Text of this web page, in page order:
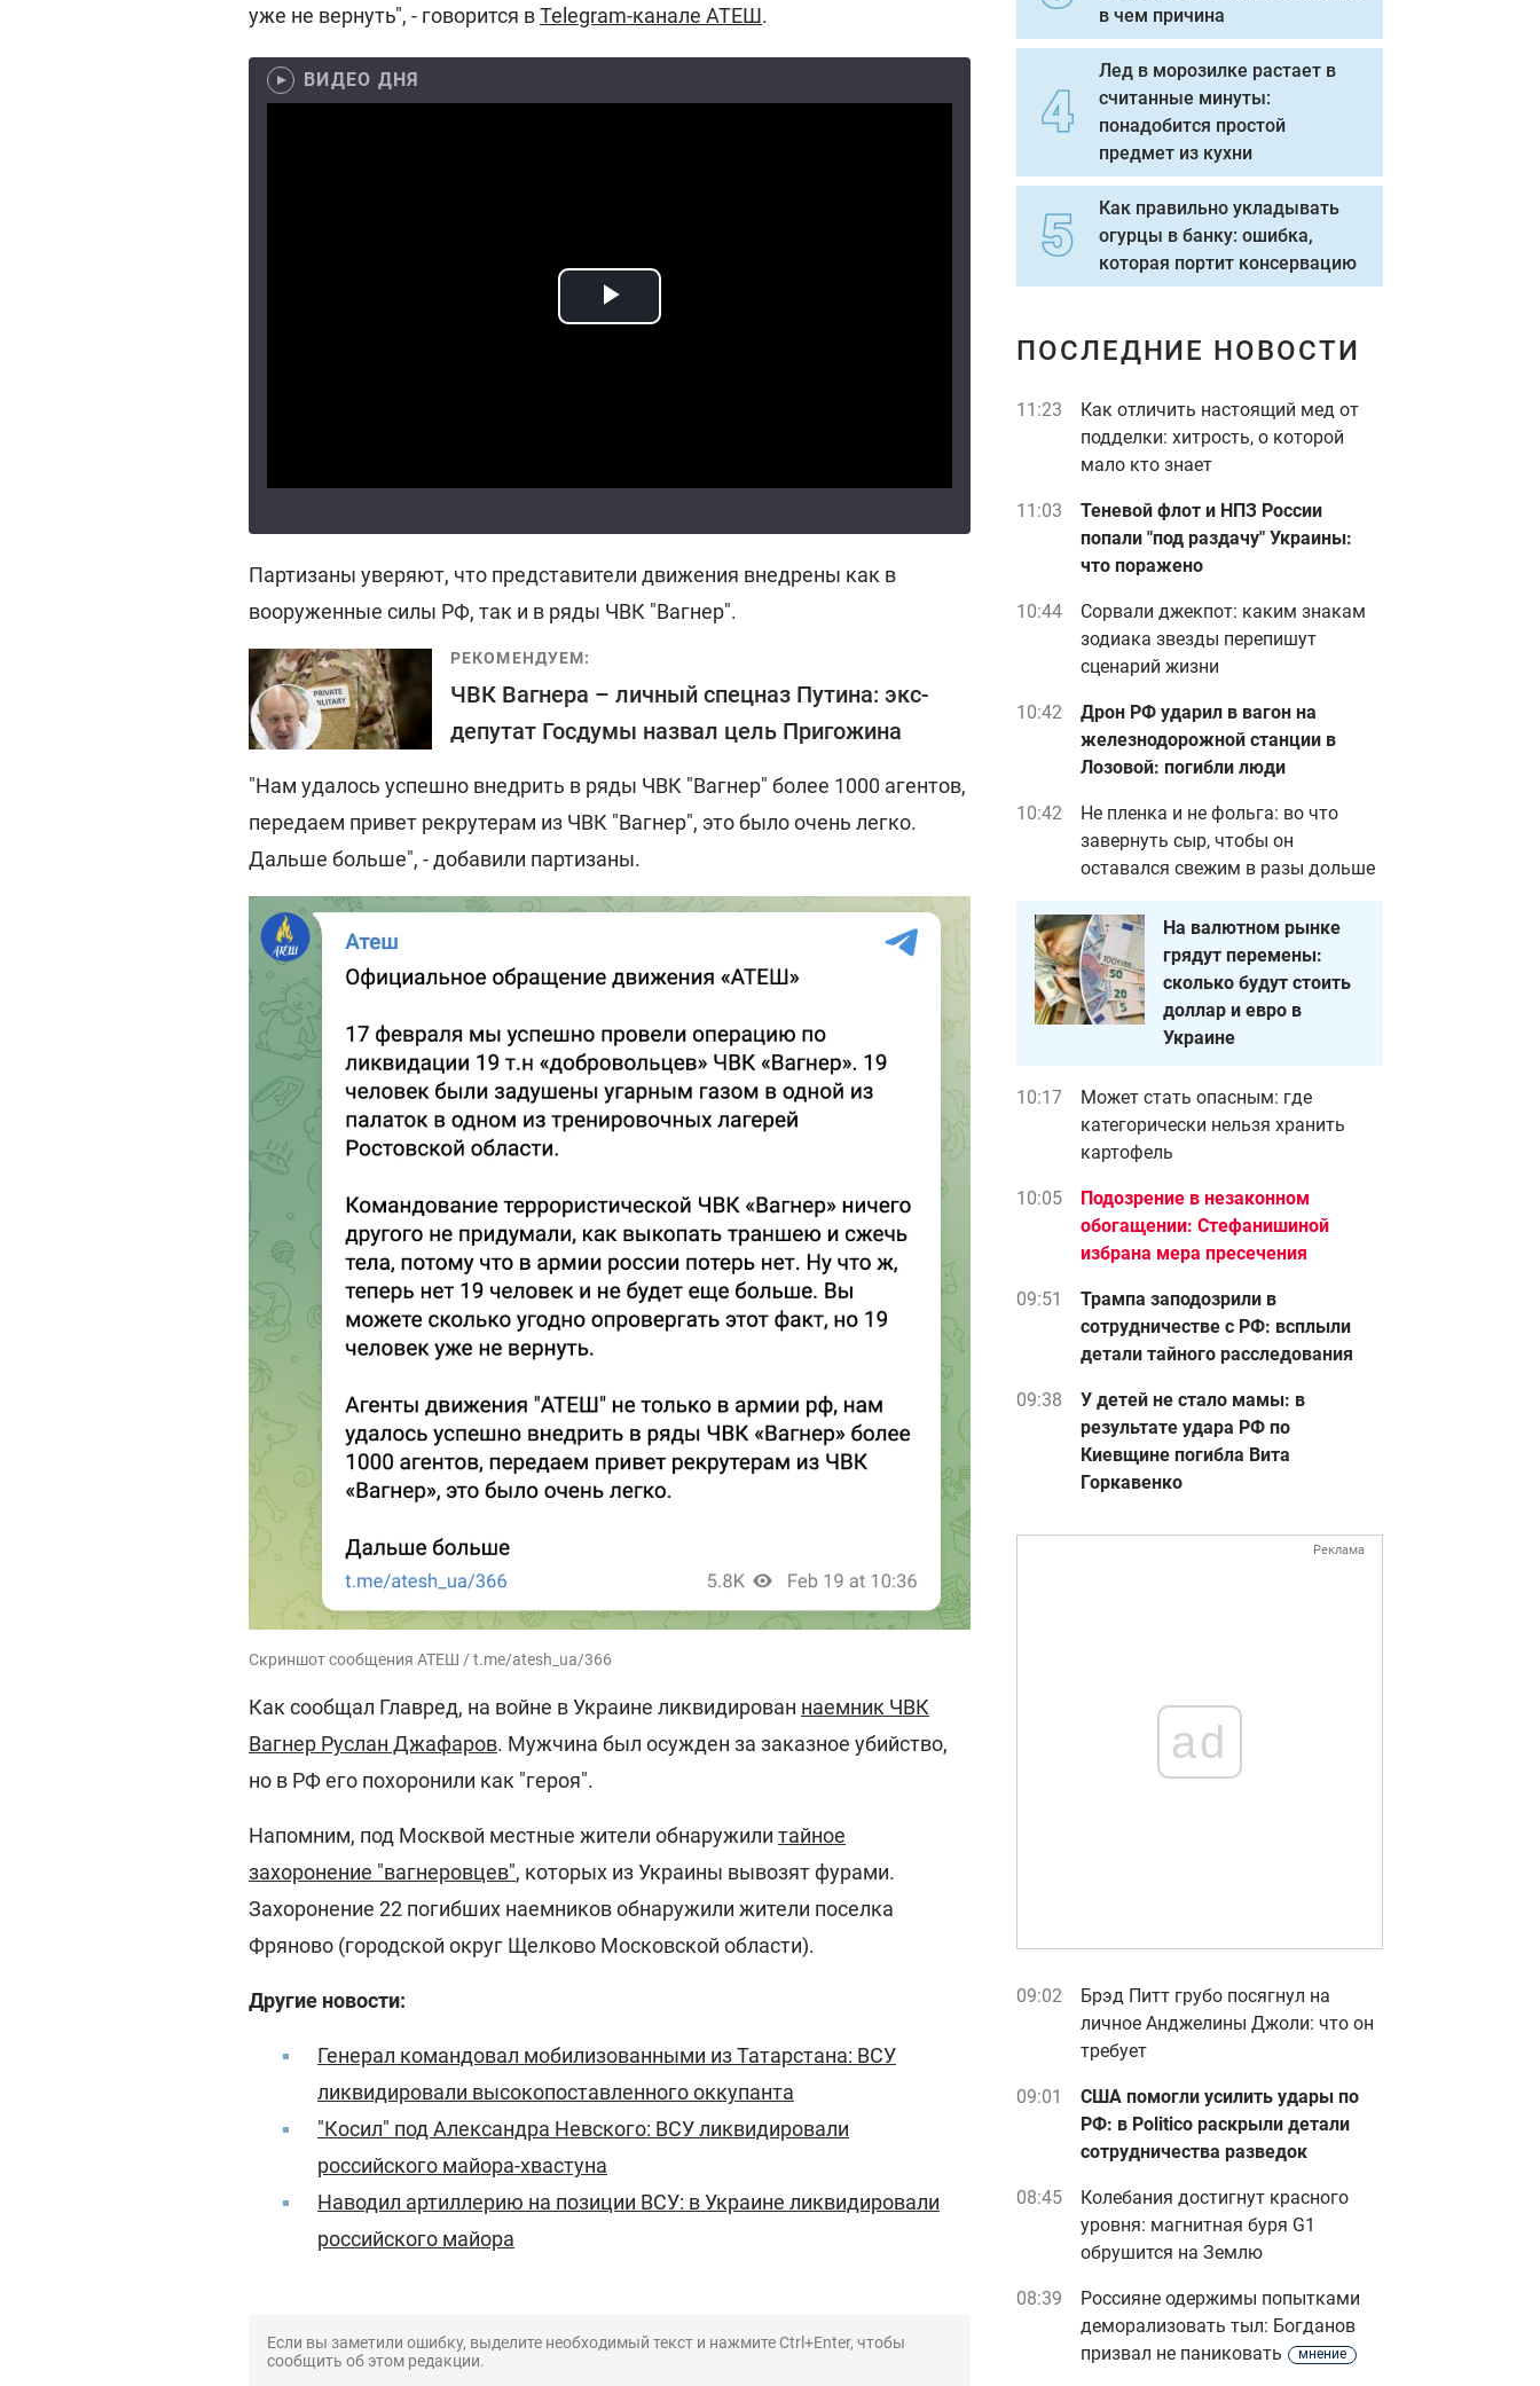
уже не вернуть", - говорится вTelegram-канале АТЕШ.
ВИДЕО ДНЯ
Партизаны уверяют, что представители движения внедрены как в
вооруженные силы РФ, так и в ряды ЧВК "Вагнер".
РЕКОМЕНДУЕМ:
ЧВК Вагнера – личный спецназ Путина: экс-
депутат Госдумы назвал цель Пригожина
"Нам удалось успешно внедрить в ряды ЧВК "Вагнер" более 1000 агентов,
передаем привет рекрутерам из ЧВК "Вагнер", это было очень легко.
Дальше больше", - добавили партизаны.
Скриншот сообщения АТЕШ / t.me/atesh_ua/366
Как сообщал Главред, на войне в Украине ликвидирован наемник ЧВК
Вагнер Руслан Джафаров. Мужчина был осужден за заказное убийство,
но в РФ его похоронили как "героя".
Напомним, под Москвой местные жители обнаружили тайное
захоронение "вагнеровцев", которых из Украины вывозят фурами.
Захоронение 22 погибших наемников обнаружили жители поселка
Фряново (городской округ Щелково Московской области).
Другие новости:
Генерал командовал мобилизованными из Татарстана: ВСУ
ликвидировали высокопоставленного оккупанта
"Косил" под Александра Невского: ВСУ ликвидировали
российского майора-хвастуна
Наводил артиллерию на позиции ВСУ: в Украине ликвидировали
российского майора
Если вы заметили ошибку, выделите необходимый текст и нажмите Ctrl+Enter, чтобы
сообщить об этом редакции.
в чем причина
Лед в морозилке растает в
считанные минуты:
понадобится простой
предмет из кухни
Как правильно укладывать
огурцы в банку: ошибка,
которая портит консервацию
ПОСЛЕДНИЕ НОВОСТИ
11:23
Как отличить настоящий мед от
подделки: хитрость, о которой
мало кто знает
11:03
Теневой флот и НПЗ России
попали "под раздачу" Украины:
что поражено
10:44
Сорвали джекпот: каким знакам
зодиака звезды перепишут
сценарий жизни
10:42
Дрон РФ ударил в вагон на
железнодорожной станции в
Лозовой: погибли люди
10:42
Не пленка и не фольга: во что
завернуть сыр, чтобы он
оставался свежим в разы дольше
На валютном рынке
грядут перемены:
сколько будут стоить
доллар и евро в
Украине
10:17
Может стать опасным: где
категорически нельзя хранить
картофель
10:05
Подозрение в незаконном
обогащении: Стефанишиной
избрана мера пресечения
09:51
Трампа заподозрили в
сотрудничестве с РФ: всплыли
детали тайного расследования
09:38
У детей не стало мамы: в
результате удара РФ по
Киевщине погибла Вита
Горкавенко
Реклама
ad
09:02
Брэд Питт грубо посягнул на
личное Анджелины Джоли: что он
требует
09:01
США помогли усилить удары по
РФ: в Politico раскрыли детали
сотрудничества разведок
08:45
Колебания достигнут красного
уровня: магнитная буря G1
обрушится на Землю
08:39
Россияне одержимы попытками
деморализовать тыл: Богданов
призвал не паниковать
мнение